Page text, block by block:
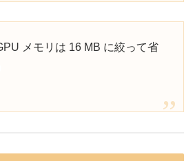
メモリは 16 MB に絞って省